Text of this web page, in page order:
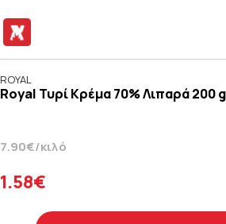
ROYAL
Royal Τυρί Κρέμα 70% Λιπαρά 200
7.90€/κιλό
1.58€